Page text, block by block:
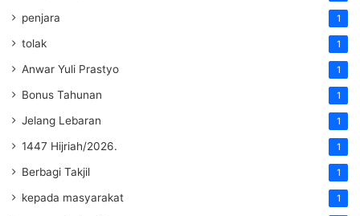
penjara 1
tolak 1
Anwar Yuli Prastyo 1
Bonus Tahunan 1
Jelang Lebaran 1
1447 Hijriah/2026. 1
Berbagi Takjil 1
kepada masyarakat 1